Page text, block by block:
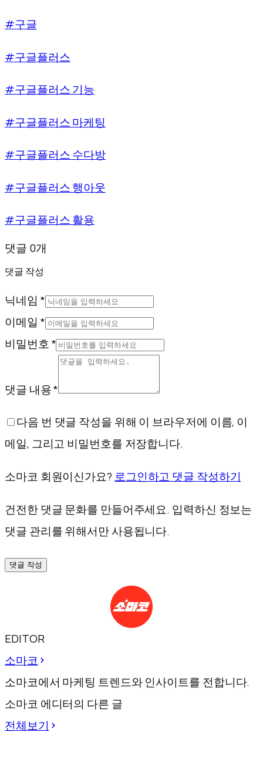
#구글
#구글플러스
#구글플러스 기능
#구글플러스 마케팅
#구글플러스 수다방
#구글플러스 행아웃
#구글플러스 활용
댓글 0개
댓글 작성
닉네임 *
이메일 *
비밀번호 *
댓글 내용 *
다음 번 댓글 작성을 위해 이 브라우저에 이름, 이
메일, 그리고 비밀번호를 저장합니다.
소마코 회원이신가요? 로그인하고 댓글 작성하기
건전한 댓글 문화를 만들어주세요. 입력하신 정보는
댓글 관리를 위해서만 사용됩니다.
댓글 작성
EDITOR
소마코
소마코에서 마케팅 트렌드와 인사이트를 전합니다.
소마코 에디터의 다른 글
전체보기